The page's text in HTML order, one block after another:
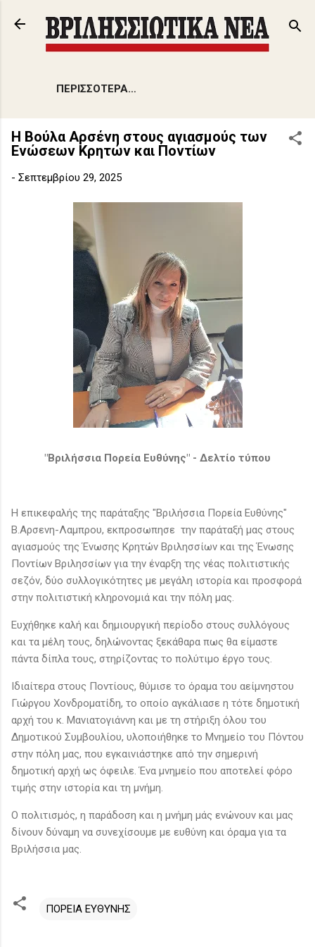
Μετάβαση στο κύριο περιεχόμενο
ΠΕΡΙΣΣΌΤΕΡΑ…
Η Βούλα Αρσένη στους αγιασμούς των
Ενώσεων Κρητών και Ποντίων
- Σεπτεμβρίου 29, 2025
"Βριλήσσια Πορεία Ευθύνης" - Δελτίο τύπου
Η επικεφαλής της παράταξης "Βριλήσσια Πορεία Ευθύνης"
Β.Αρσενη-Λαμπρου, εκπροσωπησε την παράταξή μας στους
αγιασμούς της Ένωσης Κρητών Βριλησσίων και της Ένωσης
Ποντίων Βριλησσίων για την έναρξη της νέας πολιτιστικής
σεζόν, δύο συλλογικότητες με μεγάλη ιστορία και προσφορά
στην πολιτιστική κληρονομιά και την πόλη μας.
Ευχήθηκε καλή και δημιουργική περίοδο στους συλλόγους
και τα μέλη τους, δηλώνοντας ξεκάθαρα πως θα είμαστε
πάντα δίπλα τους, στηρίζοντας το πολύτιμο έργο τους.
Ιδιαίτερα στους Ποντίους, θύμισε το όραμα του αείμνηστου
Γιώργου Χονδροματίδη, το οποίο αγκάλιασε η τότε δημοτική
αρχή του κ. Μανιατογιάννη και με τη στήριξη όλου του
Δημοτικού Συμβουλίου, υλοποιήθηκε το Μνημείο του Πόντου
στην πόλη μας, που εγκαινιάστηκε από την σημερινή
δημοτική αρχή ως όφειλε. Ένα μνημείο που αποτελεί φόρο
τιμής στην ιστορία και τη μνήμη.
Ο πολιτισμός, η παράδοση και η μνήμη μάς ενώνουν και μας
δίνουν δύναμη να συνεχίσουμε με ευθύνη και όραμα για τα
Βριλήσσια μας.
ΠΟΡΕΙΑ ΕΥΘΥΝΗΣ